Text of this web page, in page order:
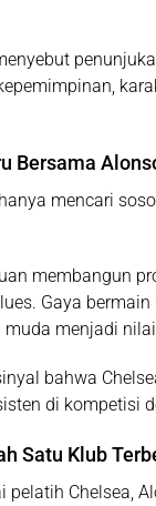
Bersama
mencari
membangun
Gaya
menjadi
bahwa
di kompetisi
Satu Klub
Chelsea,